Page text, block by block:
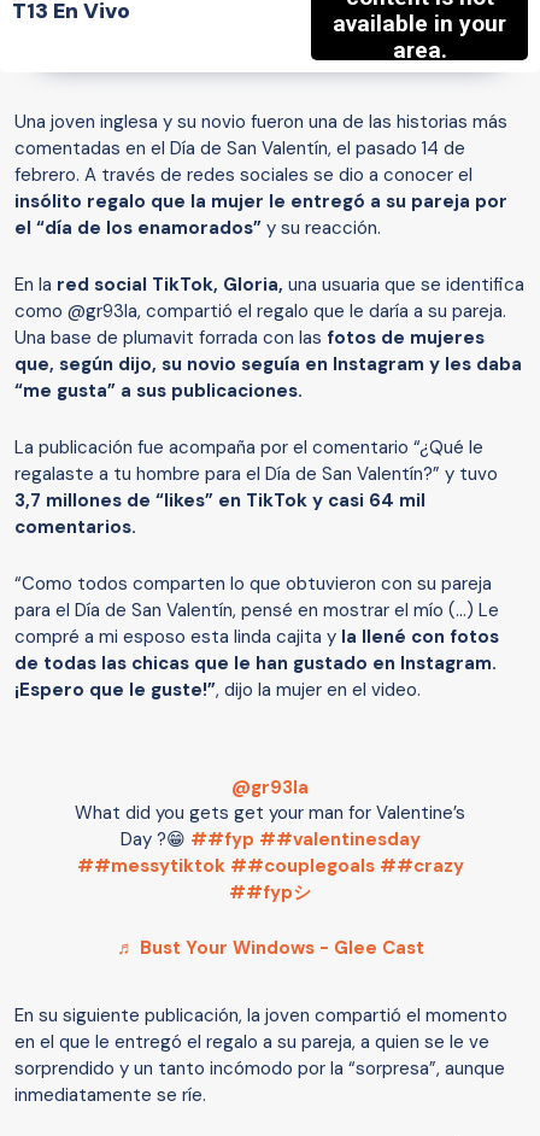
T13 En Vivo
Una joven inglesa y su novio fueron una de las historias más
comentadas en el Día de San Valentín, el pasado 14 de
febrero. A través de redes sociales se dio a conocer el
insólito regalo que la mujer le entregó a su pareja por
el “día de los enamorados” y su reacción.
En la red social TikTok, Gloria, una usuaria que se identifica
como @gr93la, compartió el regalo que le daría a su pareja.
Una base de plumavit forrada con las fotos de mujeres
que, según dijo, su novio seguía en Instagram y les daba
“me gusta” a sus publicaciones.
La publicación fue acompaña por el comentario “¿Qué le
regalaste a tu hombre para el Día de San Valentín?” y tuvo
3,7 millones de “likes” en TikTok y casi 64 mil
comentarios.
“Como todos comparten lo que obtuvieron con su pareja
para el Día de San Valentín, pensé en mostrar el mío (…) Le
compré a mi esposo esta linda cajita y la llené con fotos
de todas las chicas que le han gustado en Instagram.
¡Espero que le guste!”, dijo la mujer en el video.
@gr93la
What did you gets get your man for Valentine’s
Day ?😁 ##fyp ##valentinesday
##messytiktok ##couplegoals ##crazy
##fypシ
♬ Bust Your Windows - Glee Cast
En su siguiente publicación, la joven compartió el momento
en el que le entregó el regalo a su pareja, a quien se le ve
sorprendido y un tanto incómodo por la “sorpresa”, aunque
inmediatamente se ríe.